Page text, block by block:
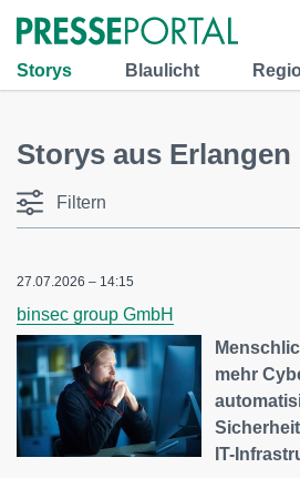
Storys Blaulicht
Storys aus Erlangen
Filtern
27.07.2026 – 14:15
binsec group GmbH
mehr
IT-